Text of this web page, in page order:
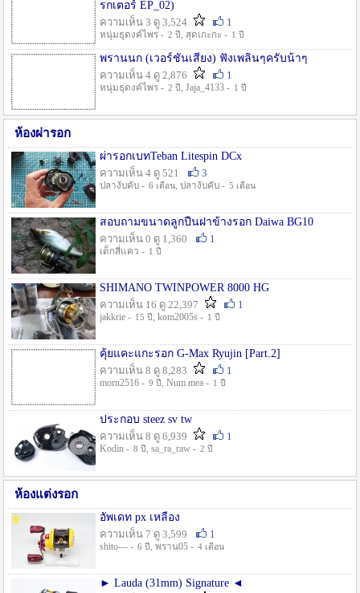
รกเตอร์ EP_02)
ความเห็น 3 ดู 3,524
1
หนุ่มธุดงค์ไพร - 2 ปี , สุดเกะกะ - 1 ปี
พรานนก (เวอร์ชั่นเสียง) ฟังเพลินๆครับน้าๆ
ความเห็น 4 ดู 2,876
1
หนุ่มธุดงค์ไพร - 2 ปี , Jaja_4133 - 1 ปี
ห้องผ่ารอก
ผ่ารอกเบทTeban Litespin DCx
ความเห็น 4 ดู 521
3
ปลางับคับ - 6 เดือน, ปลางับคับ - 5 เดือน
สอบถามขนาดลูกปืนฝาข้างรอก Daiwa BG10
ความเห็น 0 ดู 1,360
1
เด็กสี่แคว - 1 ปี
SHIMANO TWINPOWER 8000 HG
ความเห็น 16 ดู 22,397
1
jakkrie - 15 ปี , kom2005s - 1 ปี
คุ้ยแคะแกะรอก G-Max Ryujin [Part.2]
ความเห็น 8 ดู 8,283
1
morn2516 - 9 ปี , Num mea - 1 ปี
ประกอบ steez sv tw
ความเห็น 8 ดู 6,939
1
Kodin - 8 ปี , sa_ra_raw - 2 ปี
ห้องแต่งรอก
อัพเดท px เหลือง
ความเห็น 7 ดู 3,599
1
shito--- - 6 ปี , พราน05 - 4 เดือน
► Lauda (31mm) Signature ◄